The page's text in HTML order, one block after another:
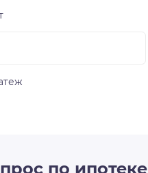
по ипотеке